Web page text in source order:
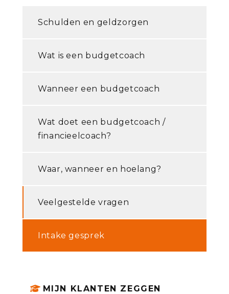
Schulden en geldzorgen
Wat is een budgetcoach
Wanneer een budgetcoach
Wat doet een budgetcoach /
financieelcoach?
Waar, wanneer en hoelang?
Veelgestelde vragen
Intake gesprek
MIJN KLANTEN ZEGGEN